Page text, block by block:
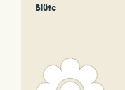
Blüte